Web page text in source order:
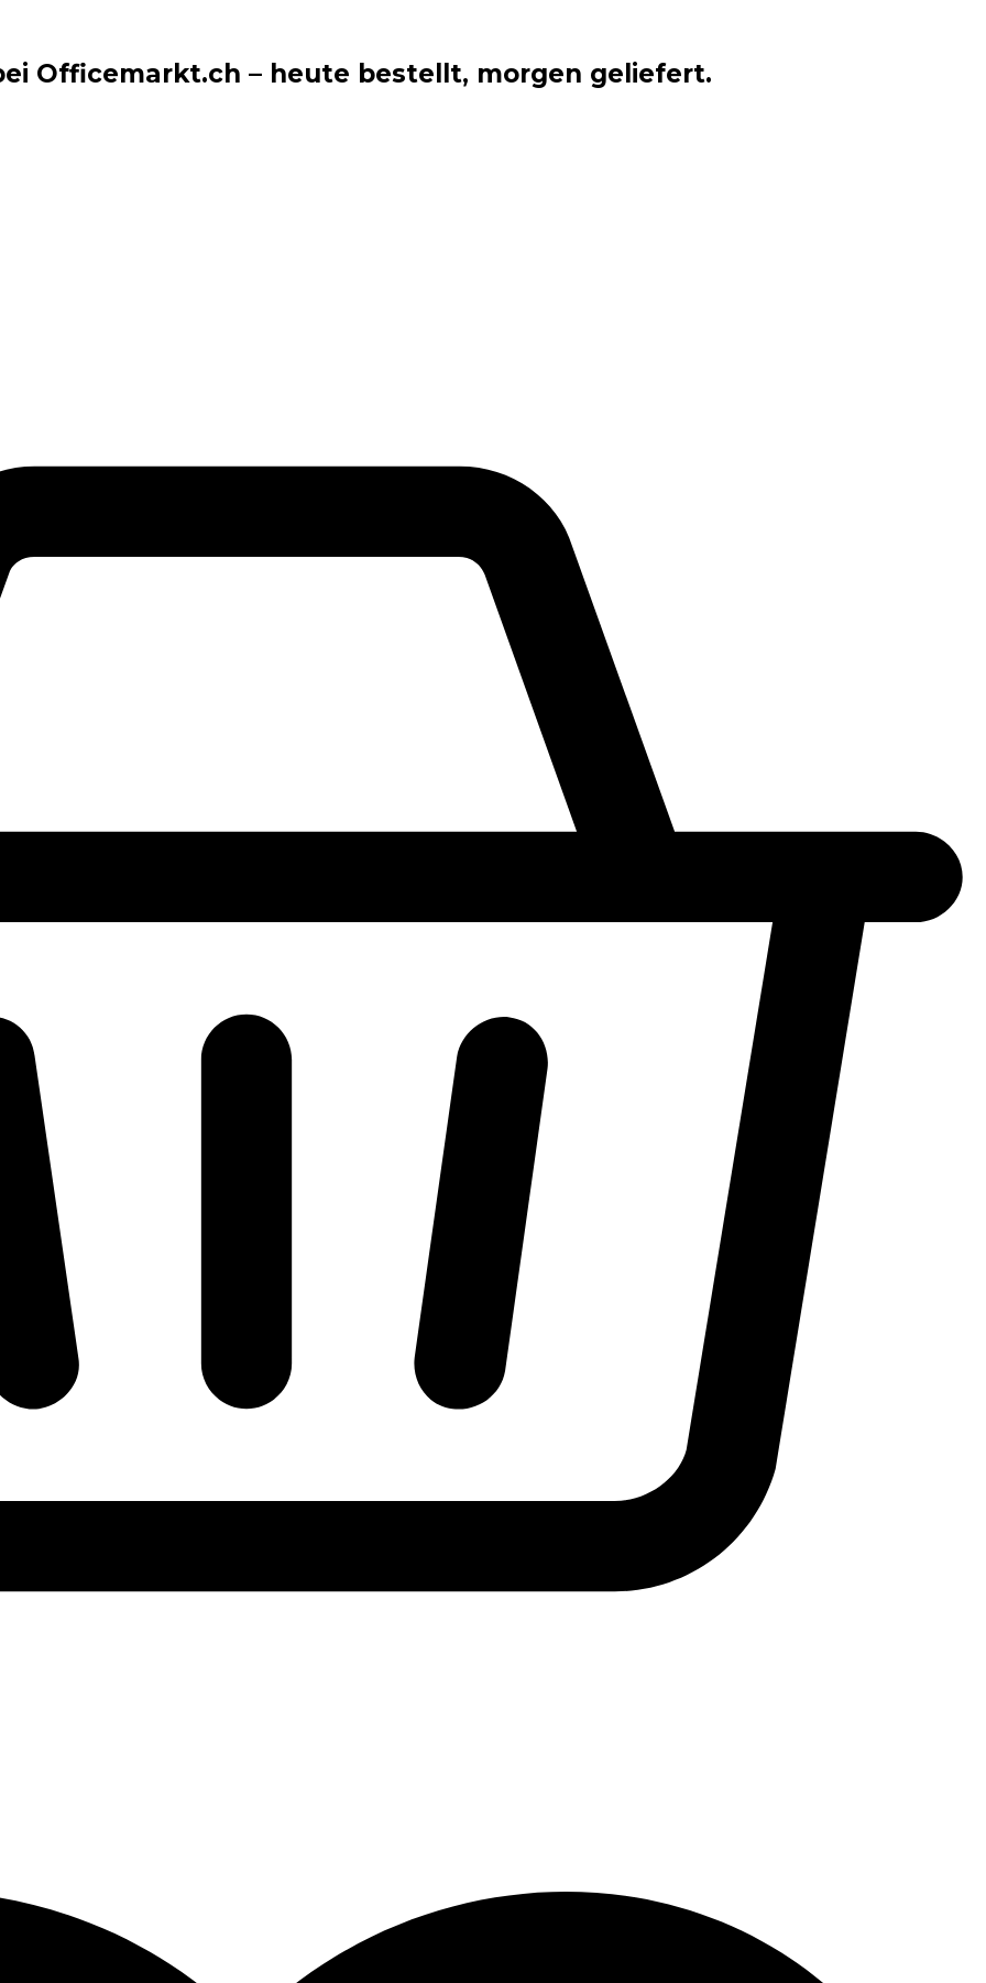
Officemarkt.ch – heute bestellt, morgen geliefert.